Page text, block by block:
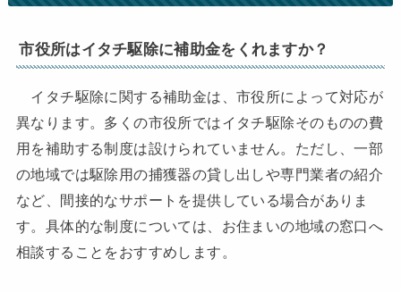
市役所はイタチ駆除に補助金をくれますか？
イタチ駆除に関する補助金は、市役所によって対応が
異なります。多くの市役所ではイタチ駆除そのものの費
用を補助する制度は設けられていません。ただし、一部
の地域では駆除用の捕獲器の貸し出しや専門業者の紹介
など、間接的なサポートを提供している場合がありま
す。具体的な制度については、お住まいの地域の窓口へ
相談することをおすすめします。